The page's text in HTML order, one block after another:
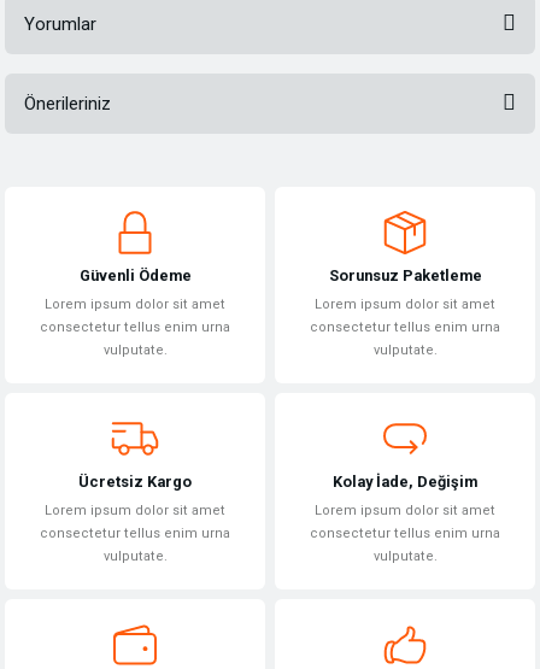
Yorumlar
Önerileriniz
Görüş ve önerileriniz için teşekkür ederiz.
Ürün açıklamasında eksik bilgiler bulunuyor.
Ürün bilgilerinde hatalar bulunuyor.
Bu ürüne benzer farklı alternatifler olmalı.
Güvenli Ödeme
Lorem ipsum dolor sit amet
consectetur tellus enim urna
vulputate.
Sorunsuz Paketleme
Lorem ipsum dolor sit amet
consectetur tellus enim urna
vulputate.
Ücretsiz Kargo
Lorem ipsum dolor sit amet
consectetur tellus enim urna
vulputate.
Kolay İade, Değişim
Lorem ipsum dolor sit amet
consectetur tellus enim urna
vulputate.